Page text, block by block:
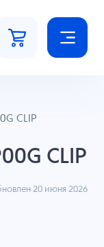
CLIP
CLIP
20 июня 2026